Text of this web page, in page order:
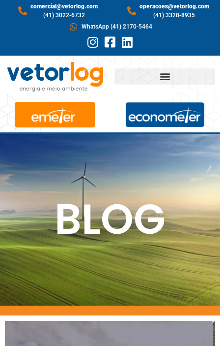
comercial@vetorlog.com
(41) 3022-6732
operacoes@vetorlog.com
(41) 3328-8935
WhatsApp (41) 2170-5464
BLOG